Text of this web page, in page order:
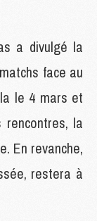
a divulgé la
face au
le 4 mars et
la
En revanche,
restera à